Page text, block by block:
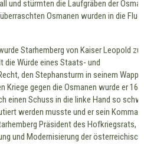
und stürmten die Laufgräben der
Osmanen wurden in die
Starhemberg von Kaiser Leopold
die Würde eines Staats- und
den Stephansturm in seinem
Kriege gegen die Osmanen wurde er
einen Schuss in die linke Hand so
werden musste und er sein
Präsident des Hofkriegsrats,
und Modernisierung der